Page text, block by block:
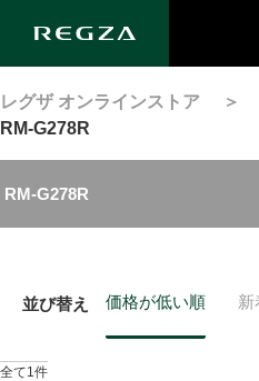
レグザ オンラインストア ＞
RM-G278R
RM-G278R
並び替え 価格が低い順 新
全て1件